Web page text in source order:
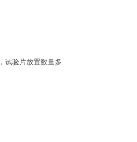
试验片放置数量多